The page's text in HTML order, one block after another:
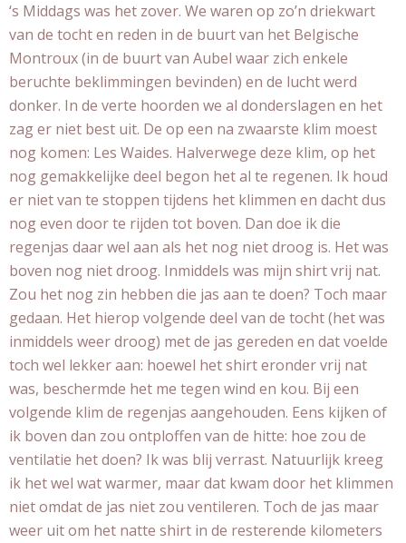
‘s Middags was het zover. We waren op zo’n driekwart
van de tocht en reden in de buurt van het Belgische
Montroux (in de buurt van Aubel waar zich enkele
beruchte beklimmingen bevinden) en de lucht werd
donker. In de verte hoorden we al donderslagen en het
zag er niet best uit. De op een na zwaarste klim moest
nog komen: Les Waides. Halverwege deze klim, op het
nog gemakkelijke deel begon het al te regenen. Ik houd
er niet van te stoppen tijdens het klimmen en dacht dus
nog even door te rijden tot boven. Dan doe ik die
regenjas daar wel aan als het nog niet droog is. Het was
boven nog niet droog. Inmiddels was mijn shirt vrij nat.
Zou het nog zin hebben die jas aan te doen? Toch maar
gedaan. Het hierop volgende deel van de tocht (het was
inmiddels weer droog) met de jas gereden en dat voelde
toch wel lekker aan: hoewel het shirt eronder vrij nat
was, beschermde het me tegen wind en kou. Bij een
volgende klim de regenjas aangehouden. Eens kijken of
ik boven dan zou ontploffen van de hitte: hoe zou de
ventilatie het doen? Ik was blij verrast. Natuurlijk kreeg
ik het wel wat warmer, maar dat kwam door het klimmen
niet omdat de jas niet zou ventileren. Toch de jas maar
weer uit om het natte shirt in de resterende kilometers